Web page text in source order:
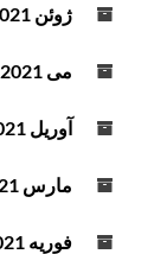
ژوئن 2021
می 2021
آوریل 2021
مارس 2021
فوریه 2021